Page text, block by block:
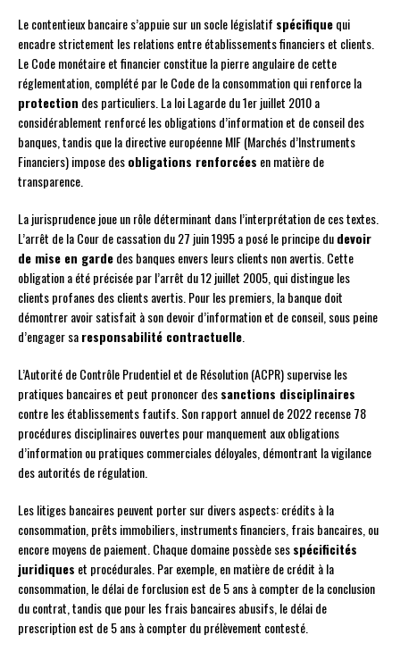
Le contentieux bancaire s’appuie sur un socle législatif spécifiquequi
encadre strictement les relations entre établissements financiers et clients.
Le Code monétaire et financier constitue la pierre angulaire de cette
réglementation, complété par le Code de la consommation qui renforce la
protection des particuliers. La loi Lagarde du 1er juillet 2010 a
considérablement renforcé les obligations d’information et de conseil des
banques, tandis que la directive européenne MIF (Marchés d’Instruments
Financiers) impose desobligations renforcées en matière de
transparence.
La jurisprudence joue un rôle déterminant dans l’interprétation de ces textes.
L’arrêt de la Cour de cassation du 27 juin 1995 a posé le principe dudevoir
de mise en gardedes banques envers leurs clients non avertis. Cette
obligation a été précisée par l’arrêt du 12 juillet 2005, qui distingue les
clients profanes des clients avertis. Pour les premiers, la banque doit
démontrer avoir satisfait à son devoir d’information et de conseil, sous peine
d’engager saresponsabilité contractuelle.
L’Autorité de Contrôle Prudentiel et de Résolution (ACPR) supervise les
pratiques bancaires et peut prononcer dessanctions disciplinaires
contre les établissements fautifs. Son rapport annuel de 2022 recense 78
procédures disciplinaires ouvertes pour manquement aux obligations
d’information ou pratiques commerciales déloyales, démontrant la vigilance
des autorités de régulation.
Les litiges bancaires peuvent porter sur divers aspects: crédits à la
consommation, prêts immobiliers, instruments financiers, frais bancaires, ou
encore moyens de paiement. Chaque domaine possède sesspécificités
juridiques et procédurales. Par exemple, en matière de crédit à la
consommation, le délai de forclusion est de 5 ans à compter de la conclusion
du contrat, tandis que pour les frais bancaires abusifs, le délai de
prescription est de 5 ans à compter du prélèvement contesté.